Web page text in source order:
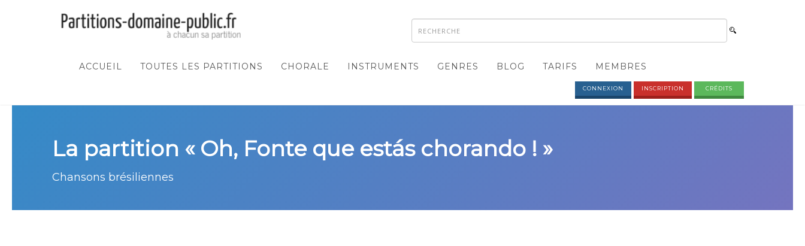
ACCUEIL TOUTES LES PARTITIONS CHORALE INSTRUMENTS GENRES BLOG TARIFS MEMBRES
CONNEXION INSCRIPTION CRÉDITS
La partition « Oh, Fonte que estás chorando ! »
Chansons brésiliennes